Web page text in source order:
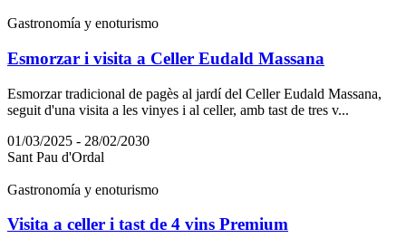
Gastronomía y enoturismo
Esmorzar i visita a Celler Eudald Massana
Esmorzar tradicional de pagès al jardí del Celler Eudald Massana,
seguit d'una visita a les vinyes i al celler, amb tast de tres v...
01/03/2025 - 28/02/2030
Sant Pau d'Ordal
Gastronomía y enoturismo
Visita a celler i tast de 4 vins Premium